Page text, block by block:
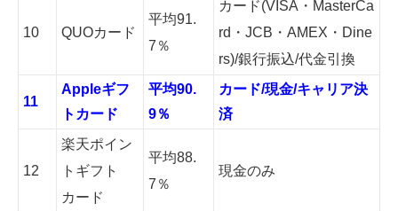
10 QUOカード
平均91.
7％
カード(VISA・MasterCa
rd・JCB・AMEX・Dine
rs)/銀行振込/代金引換
11
Appleギフ
トカード
平均90.
9％
カード/現金/キャリア決
済
12
楽天ポイン
トギフト
カード
平均88.
7％
現金のみ